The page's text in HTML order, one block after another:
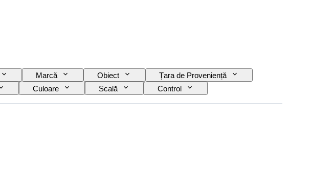
Marcă Obiect
Țara de Proveniență
Culoare Scală
Control